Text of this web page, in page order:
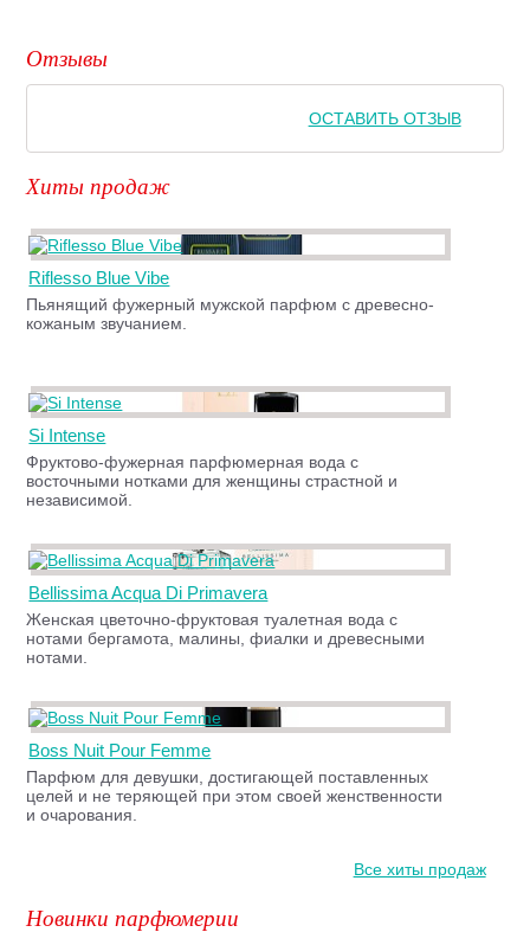
Отзывы
ОСТАВИТЬ ОТЗЫВ
Хиты продаж
Riflesso Blue Vibe
Пьянящий фужерный мужской парфюм с древесно-
кожаным звучанием.
Si Intense
Фруктово-фужерная парфюмерная вода с
восточными нотками для женщины страстной и
независимой.
Bellissima Acqua Di Primavera
Женская цветочно-фруктовая туалетная вода с
нотами бергамота, малины, фиалки и древесными
нотами.
Boss Nuit Pour Femme
Парфюм для девушки, достигающей поставленных
целей и не теряющей при этом своей женственности
и очарования.
Все хиты продаж
Новинки парфюмерии